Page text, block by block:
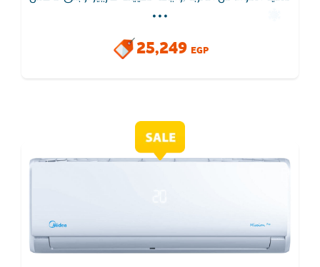
يتميز بوظيفة التنظيف الذاتى لجهاز التكييف لتجفيف
الـمبادل الحرارى للجهاز لـمنع تكون الروائح والاتربة
...
25,249 EGP